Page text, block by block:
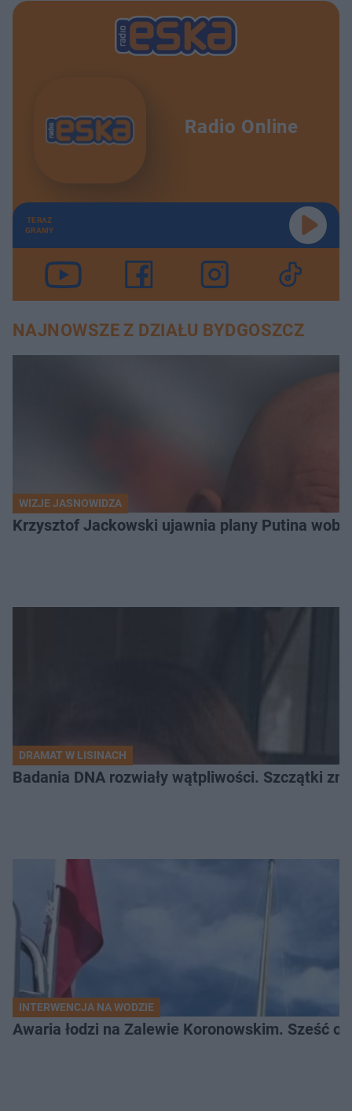
Radio Online
TERAZ
GRAMY
NAJNOWSZE Z DZIAŁU BYDGOSZCZ
WIZJE JASNOWIDZA
Krzysztof Jackowski ujawnia plany Putina
DRAMAT W LISINACH
Badania DNA rozwiały wątpliwości. Szczątki
INTERWENCJA NA WODZIE
Awaria łodzi na Zalewie Koronowskim. Sześć